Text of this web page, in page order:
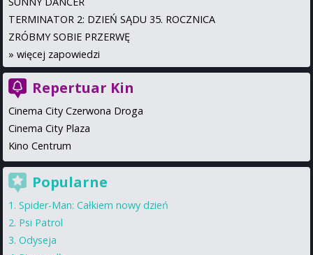
TERMINATOR 2: DZIEŃ SĄDU 35. ROCZNICA
ZRÓBMY SOBIE PRZERWĘ
» więcej zapowiedzi
Repertuar Kin
Cinema City Czerwona Droga
Cinema City Plaza
Kino Centrum
Popularne
Spider-Man: Całkiem nowy dzień
Psi Patrol
Odyseja